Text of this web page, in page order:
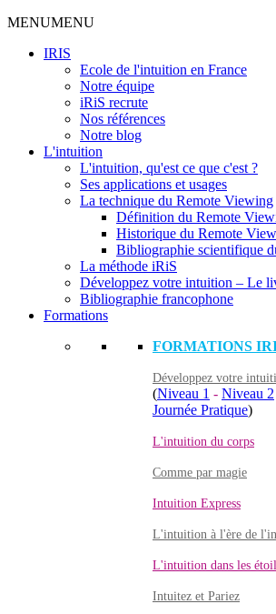
MENUMENU
IRIS
Ecole de l'intuition en France
Notre équipe
iRiS recrute
Nos références
Notre blog
L'intuition
L'intuition, qu'est ce que c'est ?
Ses applications et usages
La technique du Remote Viewing
Définition du Remote
Historique du Remote
Bibliographie scientifique
La méthode iRiS
Développez votre intuition – Le
Bibliographie francophone
Formations
FORMATIONS
Développez votre
(Niveau 1 - Niveau 2
Journée Pratique)
L'intuition du corps
Comme par magie
Intuition Express
L'intuition à l'ère de
L'intuition dans les
Intuitez et Pariez